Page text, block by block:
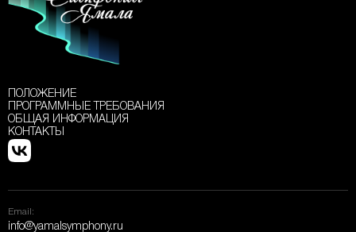
ПОЛОЖЕНИЕ
ПРОГРАММНЫЕ ТРЕБОВАНИЯ
ОБЩАЯ ИНФОРМАЦИЯ
КОНТАКТЫ
Email:
info@yamalsymphony.ru